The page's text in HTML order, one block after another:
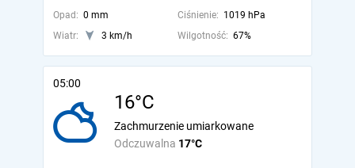
Opad: 0 mm Ciśnienie: 1019 hPa
Wiatr:
3 km/h Wilgotność: 67%
05:00
16°C
Odczuwalna 17°C
Zachmurzenie umiarkowane